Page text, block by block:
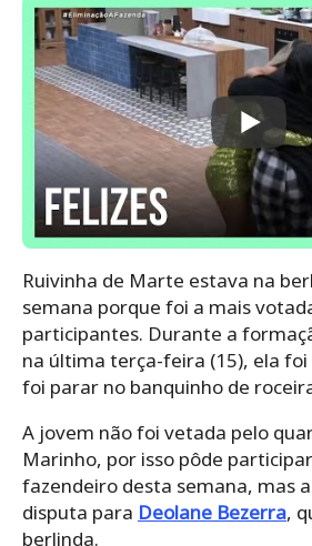
Ruivinha de Marte estava na
semana porque foi a mais
participantes. Durante a
na última terça-feira (15), ela foi
foi parar no banquinho de
A jovem não foi vetada pelo
Marinho, por isso pôde
fazendeiro desta semana, mas
disputa para Deolane Bezerra,
berlinda.